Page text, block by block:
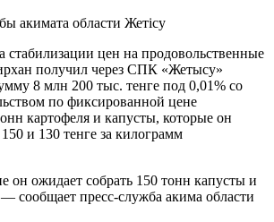
акимата области Жетiсу
стабилизации цен на продовольственные
получил через СПК «Жетысу»
8 млн 200 тыс. тенге под 0,01% со
по фиксированной цене
картофеля и капусты, которые он
и 130 тенге за килограмм
он ожидает собрать 150 тонн капусты и
сообщает пресс-служба акима области